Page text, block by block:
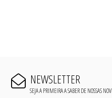
NEWSLETTER
SEJA A PRIMEIRA A SABER DE NOSSAS